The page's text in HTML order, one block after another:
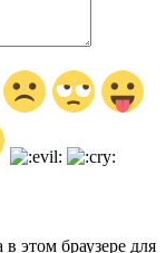
этом браузере для